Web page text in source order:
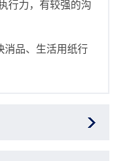
力，有较强的沟
品、生活用纸行